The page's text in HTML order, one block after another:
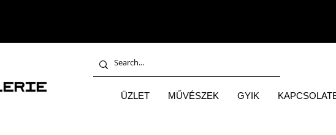
ÜZLET MŰVÉSZEK GYIK